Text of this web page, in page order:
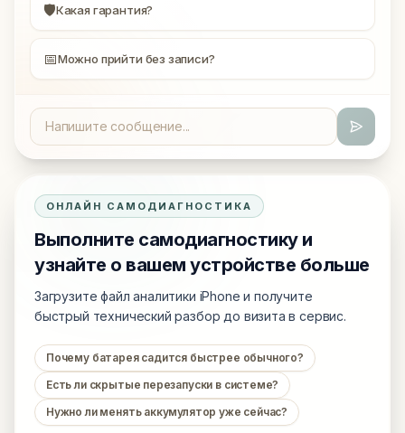
🛡Какая гарантия?
📅Можно прийти без записи?
ОНЛАЙН САМОДИАГНОСТИКА
Выполните самодиагностику и
узнайте о вашем устройстве больше
Загрузите файл аналитики iPhone и получите
быстрый технический разбор до визита в сервис.
Почему батарея садится быстрее обычного?
Есть ли скрытые перезапуски в системе?
Нужно ли менять аккумулятор уже сейчас?